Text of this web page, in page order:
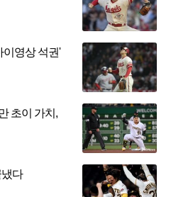
이영상 석권'
초이 가치,
다